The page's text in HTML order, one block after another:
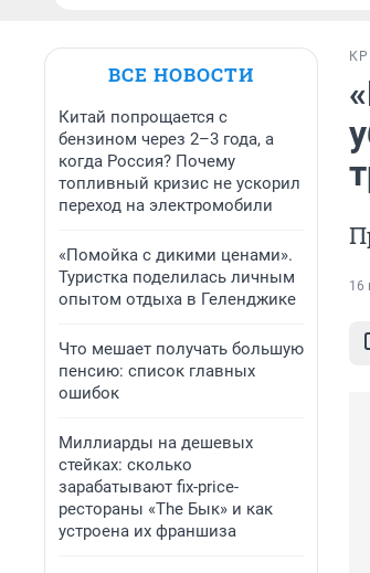
ВСЕ НОВОСТИ
Китай попрощается с
бензином через 2–3 года, а
когда Россия? Почему
топливный кризис не ускорил
переход на электромобили
«Помойка с дикими ценами».
Туристка поделилась личным
опытом отдыха в Геленджике
Что мешает получать большую
пенсию: список главных
ошибок
Миллиарды на дешевых
стейках: сколько
зарабатывают fix-price-
рестораны «The Бык» и как
устроена их франшиза
16